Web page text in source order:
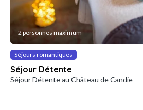
2 personnes maximum
Séjours romantiques
Séjour Détente
Séjour Détente au Château de Candie